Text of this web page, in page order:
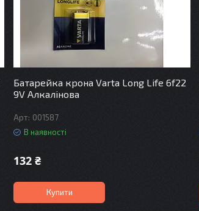
Батарейка крона Varta Long Life 6f22
9V Алкалінова
001587
В наявності
132 ₴
Купити